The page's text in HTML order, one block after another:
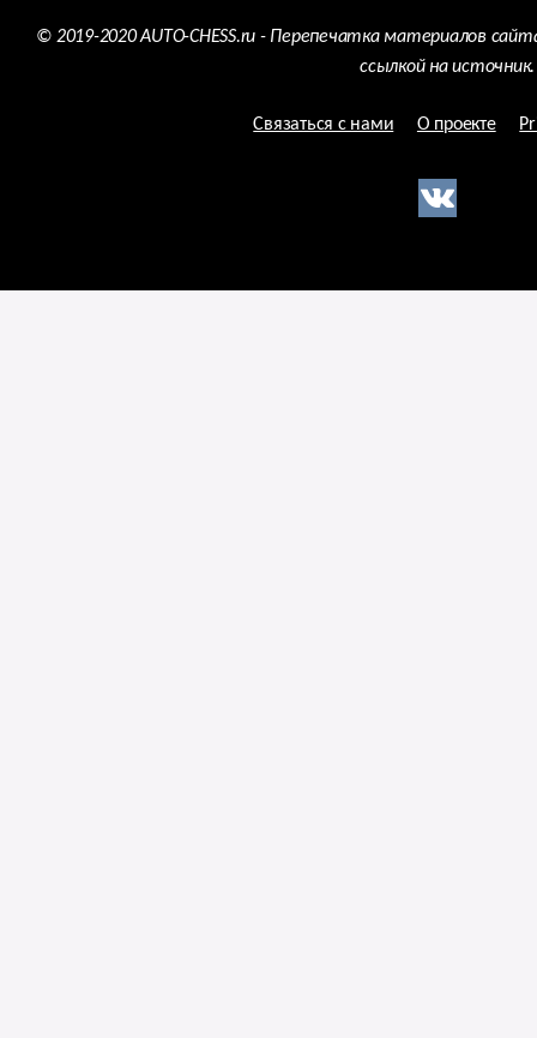
© 2019-2020 AUTO-CHESS.ru - Перепечатка материалов
ссылкой на источник.
Связаться с нами О проекте